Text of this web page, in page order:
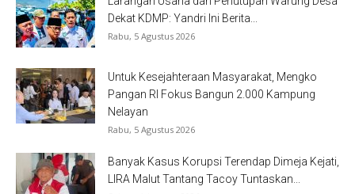
Dekat KDMP: Yandri Ini Berita...
Rabu, 5 Agustus 2026
Untuk Kesejahteraan Masyarakat, Mengko
Pangan RI Fokus Bangun 2.000 Kampung
Nelayan
Rabu, 5 Agustus 2026
Banyak Kasus Korupsi Terendap Dimeja Kejati,
LIRA Malut Tantang Tacoy Tuntaskan...